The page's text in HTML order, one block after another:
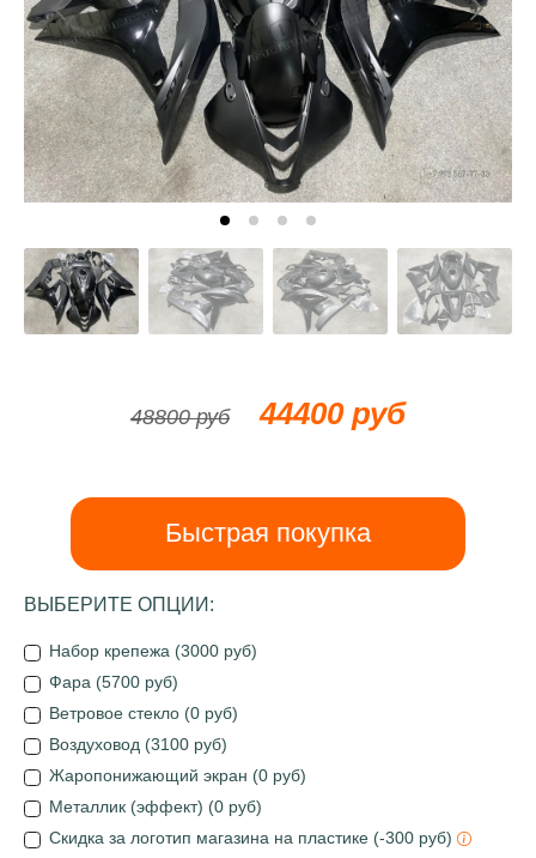
48800 руб 44400 руб
Быстрая покупка
ВЫБЕРИТЕ ОПЦИИ:
Набор крепежа (3000 руб)
Фара (5700 руб)
Ветровое стекло (0 руб)
Воздуховод (3100 руб)
Жаропонижающий экран (0 руб)
Металлик (эффект) (0 руб)
Скидка за логотип магазина на пластике (-300 руб)